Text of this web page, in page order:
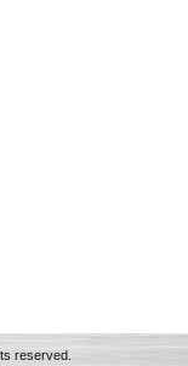
reserved.